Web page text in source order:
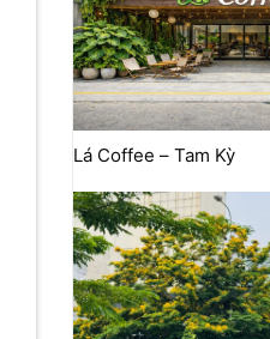
Lá Coffee – Tam Kỳ